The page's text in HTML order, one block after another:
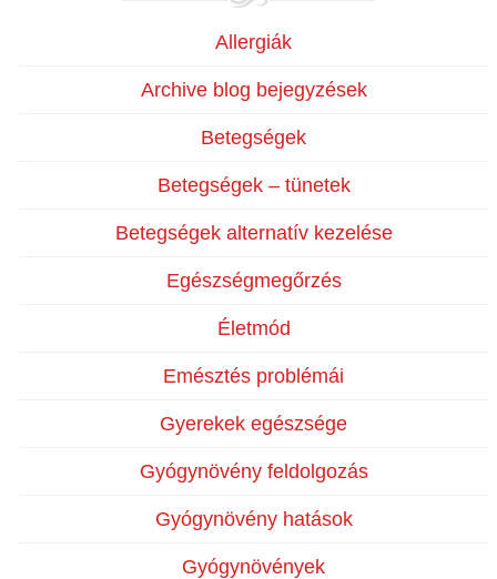
Allergiák
Archive blog bejegyzések
Betegségek
Betegségek – tünetek
Betegségek alternatív kezelése
Egészségmegőrzés
Életmód
Emésztés problémái
Gyerekek egészsége
Gyógynövény feldolgozás
Gyógynövény hatások
Gyógynövények